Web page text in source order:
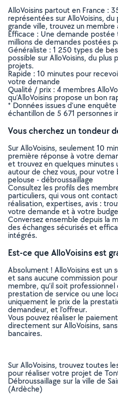
AlloVoisins partout en France :
représentées sur AlloVoisins,
grande ville, trouvez un
Efficace : Une demande
millions de demandes postées
Généraliste : 1 250 types de
possible sur AlloVoisins, du plus
projets.
Rapide : 10 minutes pour
votre demande
Qualité / prix : 4 membres
qu’AlloVoisins propose un bon
* Données issues d’une
échantillon de 5 671 personnes
Vous cherchez un tondeur
Sur AlloVoisins, seulement 10
première réponse à votre
et trouvez en quelques minutes
autour de chez vous, pour
pelouse - débroussaillage
Consultez les profils des
particuliers, qui vous ont
réalisation, expertises, avis :
votre demande et à votre
Conversez ensemble depuis la
des échanges sécurisés et
intégrés.
Est-ce que AlloVoisins est
Absolument ! AlloVoisins est
et sans aucune commission
membre, qu’il soit
prestation de service ou une
uniquement le prix de la
demandeur, et l’offreur.
Vous pouvez réaliser le
directement sur AlloVoisins,
bancaires.
Sur AlloVoisins, trouvez toutes
pour réaliser votre projet de
Débroussaillage sur la ville de
(Ardèche)